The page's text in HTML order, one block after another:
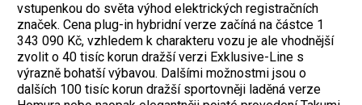
vstupenkou do světa výhod elektrických registračních
značek. Cena plug-in hybridní verze začíná na částce 1
343 090 Kč, vzhledem k charakteru vozu je ale vhodnější
zvolit o 40 tisíc korun dražší verzi Exklusive-Line s
výrazně bohatší výbavou. Dalšími možnostmi jsou o
dalších 100 tisíc korun dražší sportovněji laděná verze